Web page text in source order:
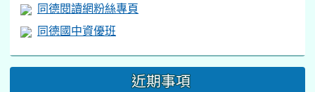
同德閱讀網粉絲專頁
同德國中資優班
近期事項